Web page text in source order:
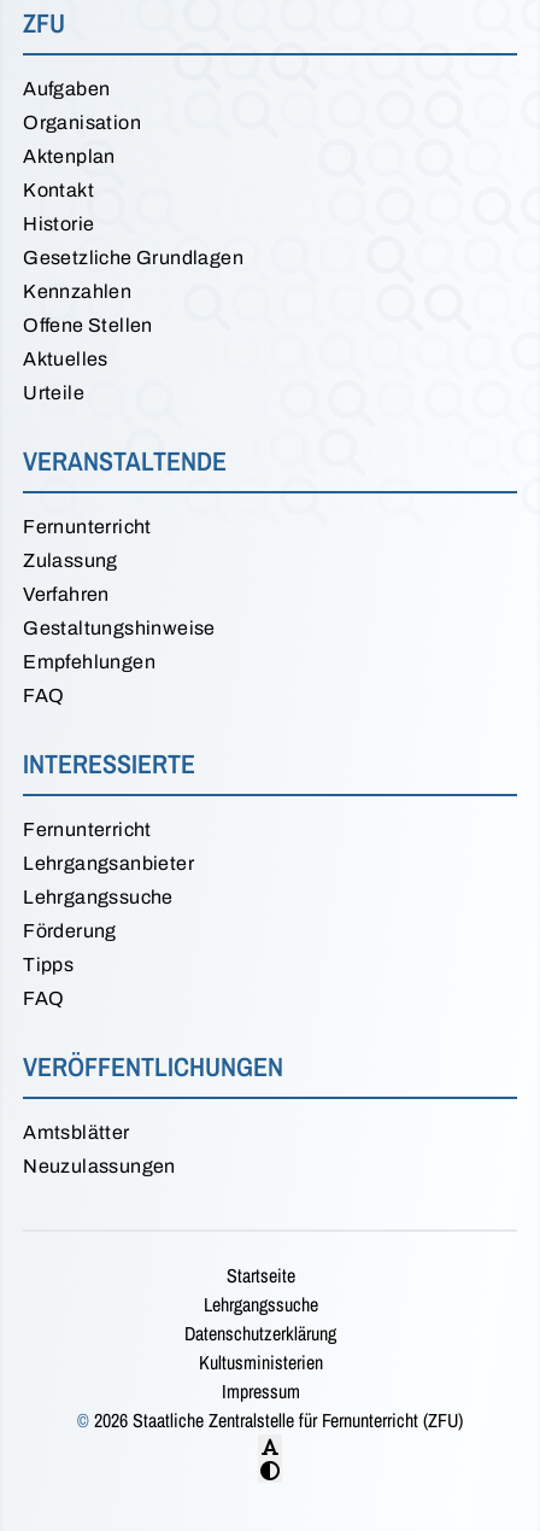
ZFU
Aufgaben
Organisation
Aktenplan
Kontakt
Historie
Gesetzliche Grundlagen
Kennzahlen
Offene Stellen
Aktuelles
Urteile
VERANSTALTENDE
Fernunterricht
Zulassung
Verfahren
Gestaltungshinweise
Empfehlungen
FAQ
INTERESSIERTE
Fernunterricht
Lehrgangsanbieter
Lehrgangssuche
Förderung
Tipps
FAQ
VERÖFFENTLICHUNGEN
Amtsblätter
Neuzulassungen
Startseite
Lehrgangssuche
Datenschutzerklärung
Kultusministerien
Impressum
©2026 Staatliche Zentralstelle für Fernunterricht (ZFU)